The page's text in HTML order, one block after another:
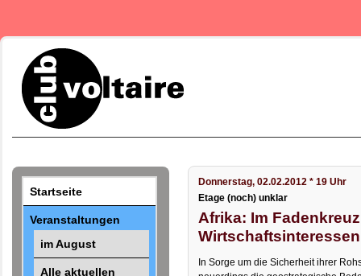
Startseite
Veranstaltungen
im August
Alle aktuellen
Donnerstag, 02.02.2012 * 19 Uhr
Etage (noch) unklar
Afrika: Im
Wirtschaftsinteressen
In Sorge um die Sicherheit ihrer